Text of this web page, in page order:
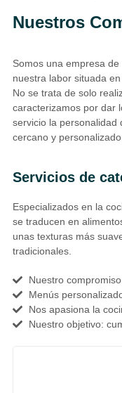
Nuestros
Somos una empresa
nuestra labor situada
No se trata de solo
caracterizamos por dar
servicio la personalidad
cercano y personalizado.
Servicios de
Especializados en la
se traducen en
unas texturas más
tradicionales.
Nuestro
Menús
Nos apasiona la
Nuestro objetivo: